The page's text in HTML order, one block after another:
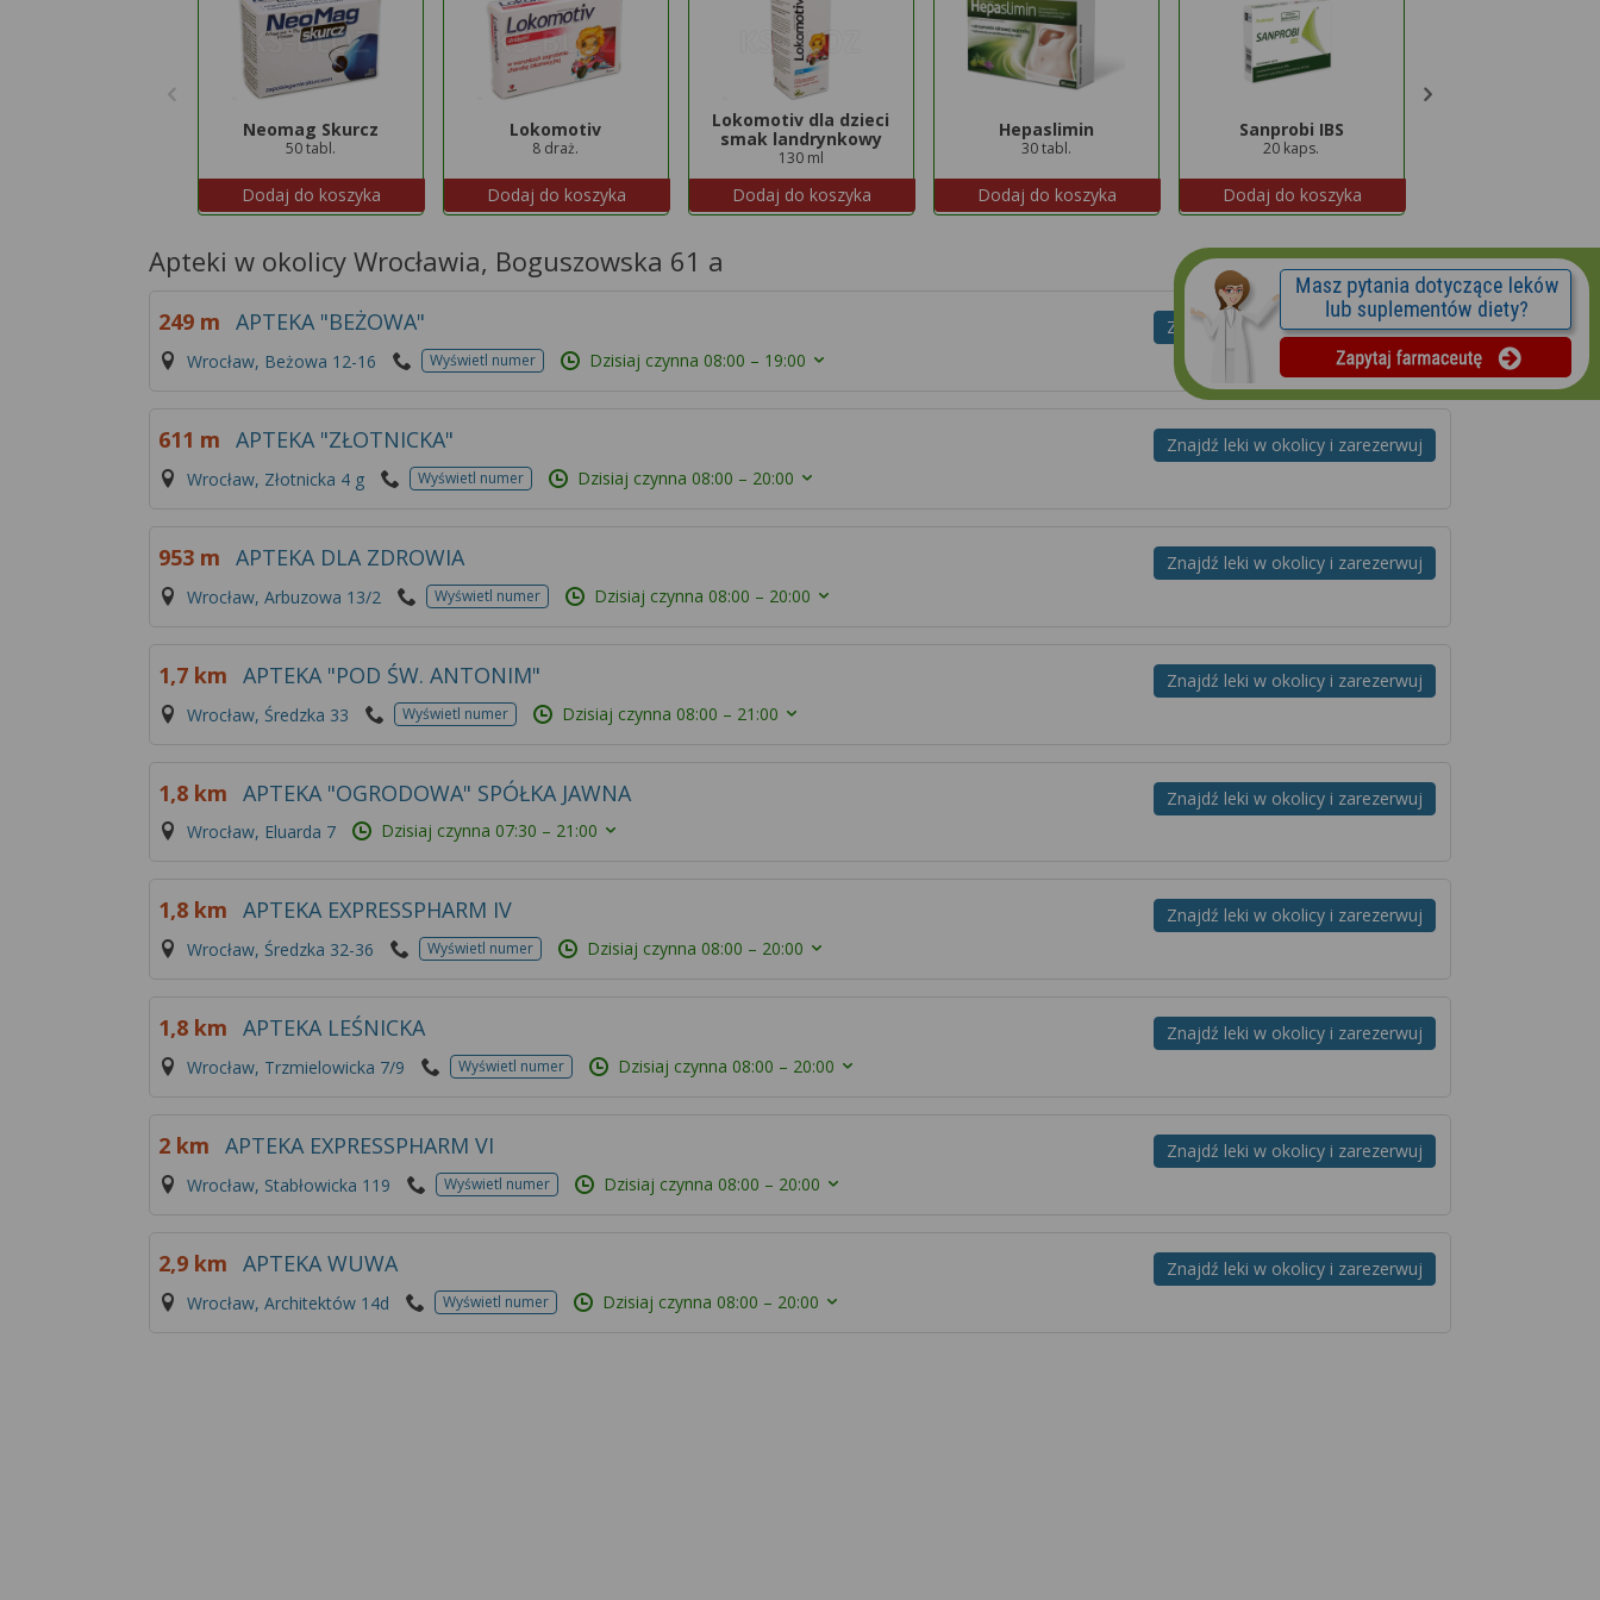
Neomag Skurcz
50 tabl.
Dodaj do koszyka
Lokomotiv
8 draż.
Dodaj do koszyka
Lokomotiv dla dzieci
smak landrynkowy
130 ml
Dodaj do koszyka
Hepaslimin
30 tabl.
Dodaj do koszyka
Sanprobi IBS
20 kaps.
Dodaj do koszyka
Apteki w okolicy Wrocławia, Boguszowska 61 a
Znajdź leki w okolicy i zarezerwuj
249 m APTEKA "BEŻOWA"
Wrocław, Beżowa 12-16 Wyświetl numer Dzisiaj czynna 08:00 – 19:00
Znajdź leki w okolicy i zarezerwuj
611 m APTEKA "ZŁOTNICKA"
Wrocław, Złotnicka 4 g Wyświetl numer Dzisiaj czynna 08:00 – 20:00
Znajdź leki w okolicy i zarezerwuj
953 m APTEKA DLA ZDROWIA
Wrocław, Arbuzowa 13/2 Wyświetl numer Dzisiaj czynna 08:00 – 20:00
Znajdź leki w okolicy i zarezerwuj
1,7 km APTEKA "POD ŚW. ANTONIM"
Wrocław, Średzka 33 Wyświetl numer Dzisiaj czynna 08:00 – 21:00
Znajdź leki w okolicy i zarezerwuj
1,8 km APTEKA "OGRODOWA" SPÓŁKA JAWNA
Wrocław, Eluarda 7 Dzisiaj czynna 07:30 – 21:00
Znajdź leki w okolicy i zarezerwuj
1,8 km APTEKA EXPRESSPHARM IV
Wrocław, Średzka 32-36 Wyświetl numer Dzisiaj czynna 08:00 – 20:00
Znajdź leki w okolicy i zarezerwuj
1,8 km APTEKA LEŚNICKA
Wrocław, Trzmielowicka 7/9 Wyświetl numer Dzisiaj czynna 08:00 – 20:00
Znajdź leki w okolicy i zarezerwuj
2 km APTEKA EXPRESSPHARM VI
Wrocław, Stabłowicka 119 Wyświetl numer Dzisiaj czynna 08:00 – 20:00
Znajdź leki w okolicy i zarezerwuj
2,9 km APTEKA WUWA
Wrocław, Architektów 14d Wyświetl numer Dzisiaj czynna 08:00 – 20:00